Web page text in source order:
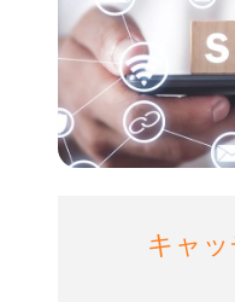
キャ